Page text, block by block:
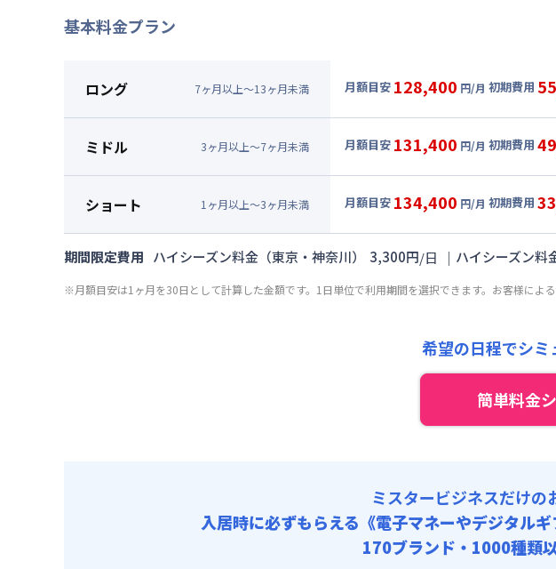
基本料金プラン
ロング 7ヶ月以上～13ヶ月未満 月額目安 128,400 円/月 初期費用
75,000円/月 (2,500円/日)
光熱費他 : 24,000円/月 (800円/日)
清掃料他 : 50,000円/回 (税抜)
その他費用 :
管理費: 27,000円/月 (900円/日)
ミドル 3ヶ月以上～7ヶ月未満 月額目安 131,400 円/月 初期費用
78,000円/月 (2,600円/日)
光熱費他 : 24,000円/月 (800円/日)
清掃料他 : 45,000円/回 (税抜)
その他費用 :
ショート 1 ヶ月以上～3ヶ月未満 月額目安 134,400 円/月 初期費用
月額賃料目安(30日利用)
光熱費他 : 24,000円/月 (800円/日)
期間限定費用 ハイシーズン料金（東京・神奈川） 3,300円/日 ｜ ハイシーズン料
※月額目安は1ヶ月を30日として計算した金額です。1日単位で利用期間を選択できます。お客様によ
希望の日程でシミ
簡単料金
ミスタービジネスだけの
入居時に必ずもらえる 《電子マネーやデジタル
170ブランド・1000種類